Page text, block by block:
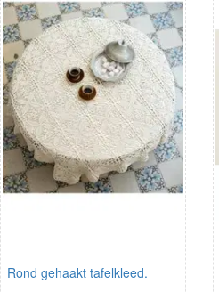
Rond gehaakt tafelkleed.